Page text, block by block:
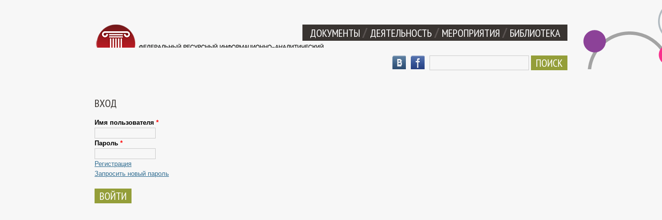
ДОКУМЕНТЫ ДЕЯТЕЛЬНОСТЬ МЕРОПРИЯТИЯ БИБЛИОТЕКА
ВХОД
Имя пользователя *
Пароль *
Регистрация
Запросить новый пароль